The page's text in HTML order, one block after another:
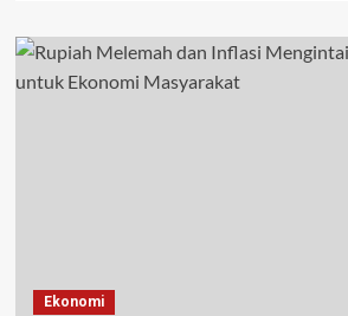
Daihatsu
Rocky
Hybrid
Berkendara
Ekonomi